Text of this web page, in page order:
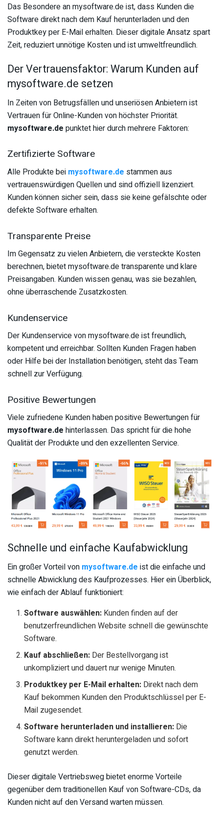
Das Besondere an mysoftware.de ist, dass Kunden die
Software direkt nach dem Kauf herunterladen und den
Produktkey per E-Mail erhalten. Dieser digitale Ansatz spart
Zeit, reduziert unnötige Kosten und ist umweltfreundlich.
Der Vertrauensfaktor: Warum Kunden auf
mysoftware.de setzen
In Zeiten von Betrugsfällen und unseriösen Anbietern ist
Vertrauen für Online-Kunden von höchster Priorität.
mysoftware.de punktet hier durch mehrere Faktoren:
Zertifizierte Software
Alle Produkte bei mysoftware.de stammen aus
vertrauenswürdigen Quellen und sind offiziell lizenziert.
Kunden können sicher sein, dass sie keine gefälschte oder
defekte Software erhalten.
Transparente Preise
Im Gegensatz zu vielen Anbietern, die versteckte Kosten
berechnen, bietet mysoftware.de transparente und klare
Preisangaben. Kunden wissen genau, was sie bezahlen,
ohne überraschende Zusatzkosten.
Kundenservice
Der Kundenservice von mysoftware.de ist freundlich,
kompetent und erreichbar. Sollten Kunden Fragen haben
oder Hilfe bei der Installation benötigen, steht das Team
schnell zur Verfügung.
Positive Bewertungen
Viele zufriedene Kunden haben positive Bewertungen für
mysoftware.de hinterlassen. Das spricht für die hohe
Qualität der Produkte und den exzellenten Service.
Schnelle und einfache Kaufabwicklung
Ein großer Vorteil von mysoftware.de ist die einfache und
schnelle Abwicklung des Kaufprozesses. Hier ein Überblick,
wie einfach der Ablauf funktioniert:
Software auswählen: Kunden finden auf der
benutzerfreundlichen Website schnell die gewünschte
Software.
Kauf abschließen: Der Bestellvorgang ist
unkompliziert und dauert nur wenige Minuten.
Produktkey per E-Mail erhalten: Direkt nach dem
Kauf bekommen Kunden den Produktschlüssel per E-
Mail zugesendet.
Software herunterladen und installieren: Die
Software kann direkt heruntergeladen und sofort
genutzt werden.
Dieser digitale Vertriebsweg bietet enorme Vorteile
gegenüber dem traditionellen Kauf von Software-CDs, da
Kunden nicht auf den Versand warten müssen.